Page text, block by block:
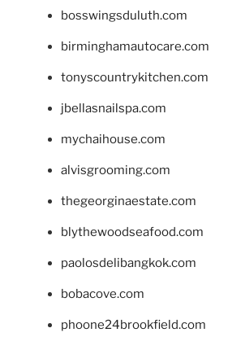
bosswingsduluth.com
birminghamautocare.com
tonyscountrykitchen.com
jbellasnailspa.com
mychaihouse.com
alvisgrooming.com
thegeorginaestate.com
blythewoodseafood.com
paolosdelibangkok.com
bobacove.com
phoone24brookfield.com